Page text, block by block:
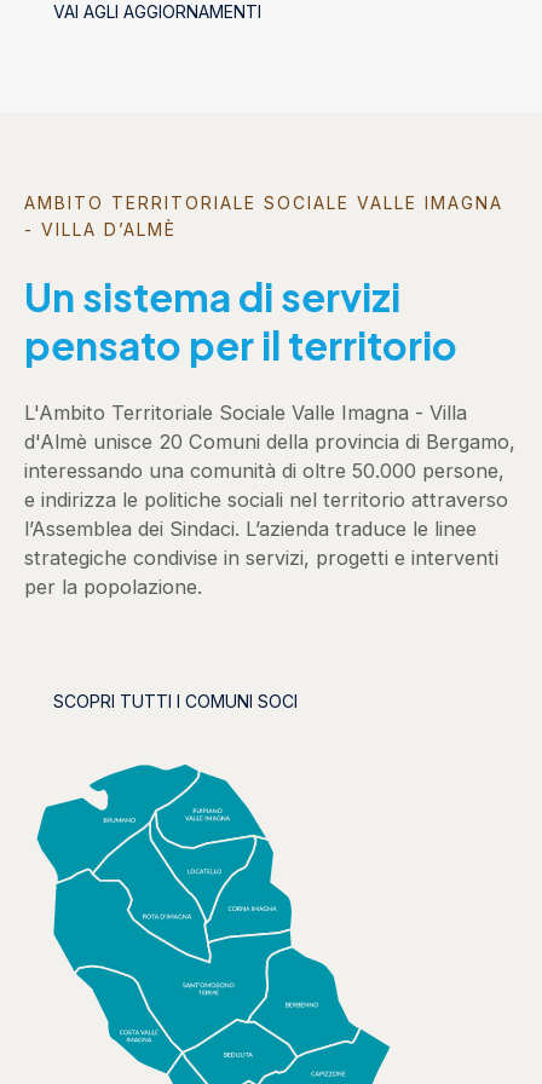
VAI AGLI AGGIORNAMENTI
AMBITO TERRITORIALE SOCIALE VALLE IMAGNA
- VILLA D’ALMÈ
Un sistema di servizi
pensato per il territorio
L'Ambito Territoriale Sociale Valle Imagna - Villa
d'Almè unisce 20 Comuni della provincia di Bergamo,
interessando una comunità di oltre 50.000 persone,
e indirizza le politiche sociali nel territorio attraverso
l’Assemblea dei Sindaci. L’azienda traduce le linee
strategiche condivise in servizi, progetti e interventi
per la popolazione.
SCOPRI TUTTI I COMUNI SOCI